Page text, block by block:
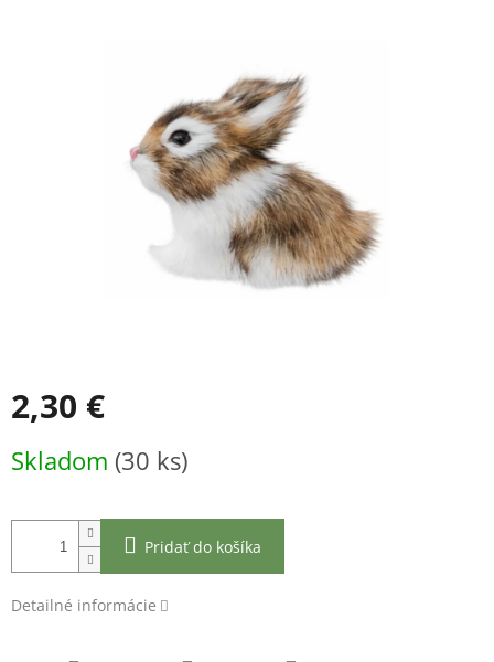
2,30 €
cena:
Skladom (30 ks)
Pridať do košíka
Detailné informácie